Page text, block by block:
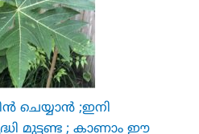
ചെയ്യാൻ ;ഇനി
മുട്ടണ്ട ; കാണാം ഈ